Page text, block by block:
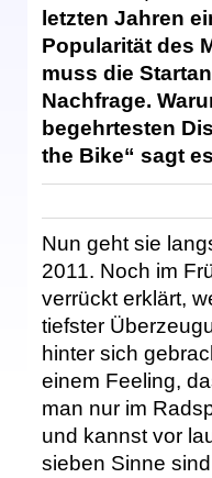
letzten Jahren
Popularität des
muss die
Nachfrage.
begehrtesten
the Bike“ sagt
Nun geht sie
2011. Noch im
verrückt erklärt,
tiefster
hinter sich
einem Feeling,
man nur im
und kannst vor
sieben Sinne